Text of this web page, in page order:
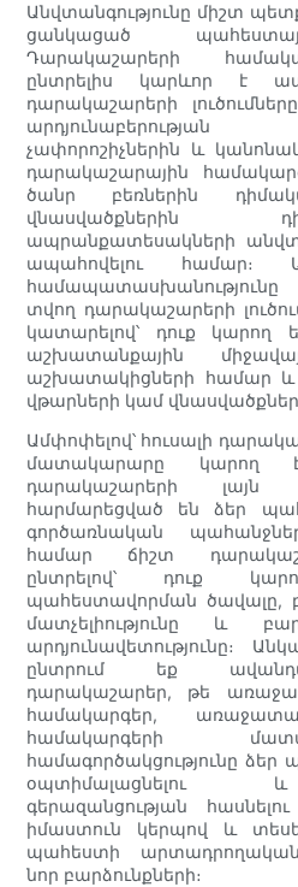
Անվտանգությունը միշտ
ցանկացած
Դարակաշարերի
ընտրելիս կարևոր է
դարակաշարերի
չափորոշիչներին և
դարակաշարային
ծանր բեռներին
վնասվածքներին
ապրանքատեսակների
ապահովելու համար։
համապատասխանությունը
տվող դարակաշարերի
կատարելով՝ դուք կարող
աշխատանքային
աշխատակիցների համար և
վթարների կամ
Ամփոփելով՝ հուսալի
մատակարարը կարող
դարակաշարերի լայն
հարմարեցված են ձեր
գործառնական
համար ճիշտ
ընտրելով՝ դուք
պահեստավորման ծավալը,
մատչելիությունը և
արդյունավետությունը։
ընտրում եք
դարակաշարեր, թե
համակարգեր,
համակարգերի
համագործակցությունը
օպտիմալացնելու
գերազանցության
իմաստուն կերպով և
պահեստի
նոր բարձունքների։